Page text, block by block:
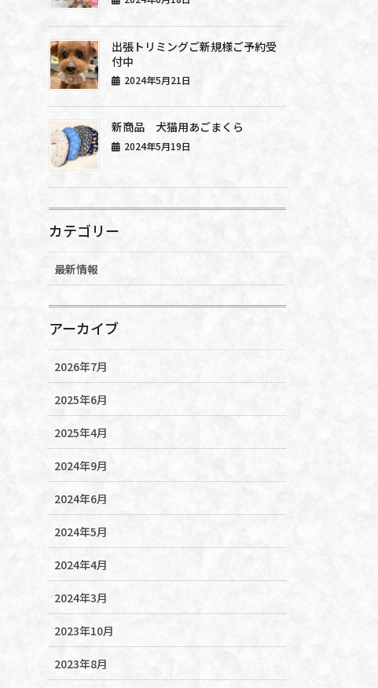
出張トリミングご新規様ご予約受
付中
2024年5月21日
新商品 犬猫用あごまくら
2024年5月19日
カテゴリー
最新情報
アーカイブ
2026年7月
2025年6月
2025年4月
2024年9月
2024年6月
2024年5月
2024年4月
2024年3月
2023年10月
2023年8月